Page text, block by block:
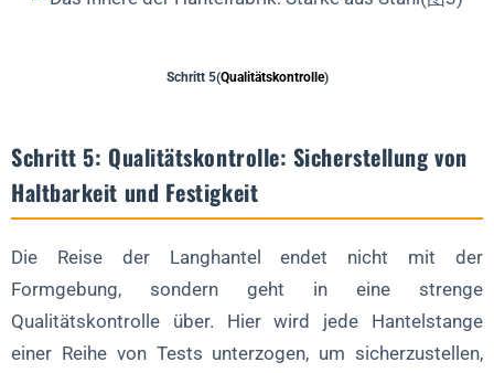
Schritt 5(Qualitätskontrolle)
Schritt 5: Qualitätskontrolle: Sicherstellung von
Haltbarkeit und Festigkeit
Die Reise der Langhantel endet nicht mit der
Formgebung, sondern geht in eine strenge
Qualitätskontrolle über. Hier wird jede Hantelstange
einer Reihe von Tests unterzogen, um sicherzustellen,